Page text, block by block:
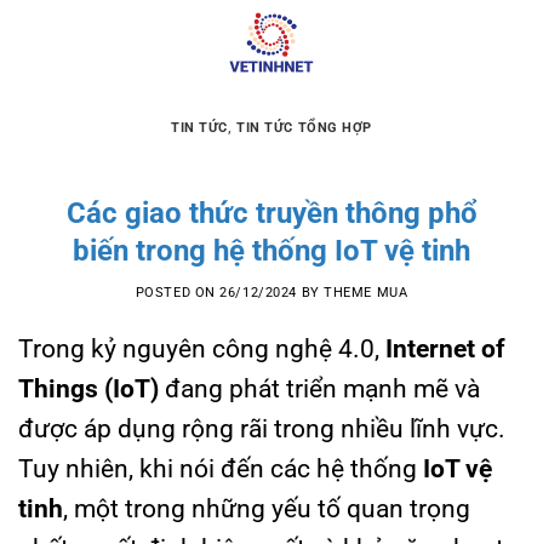
TIN TỨC,TIN TỨC TỔNG HỢP
Các giao thức truyền thông phổ
biến trong hệ thống IoT vệ tinh
POSTED ON26/12/2024 BYTHEME MUA
Trong kỷ nguyên công nghệ 4.0, Internet of
Things (IoT) đang phát triển mạnh mẽ và
được áp dụng rộng rãi trong nhiều lĩnh vực.
Tuy nhiên, khi nói đến các hệ thống IoT vệ
tinh, một trong những yếu tố quan trọng